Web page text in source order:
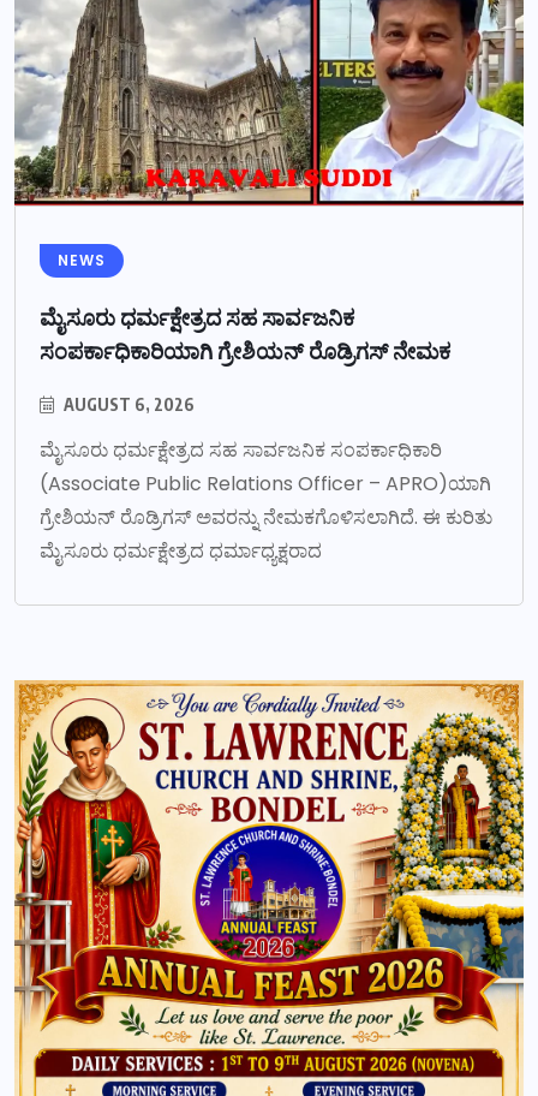
NEWS
ಮೈಸೂರು ಧರ್ಮಕ್ಷೇತ್ರದ ಸಹ ಸಾರ್ವಜನಿಕ
ಸಂಪರ್ಕಾಧಿಕಾರಿಯಾಗಿ ಗ್ರೇಶಿಯನ್ ರೊಡ್ರಿಗಸ್ ನೇಮಕ
AUGUST 6, 2026
ಮೈಸೂರು ಧರ್ಮಕ್ಷೇತ್ರದ ಸಹ ಸಾರ್ವಜನಿಕ ಸಂಪರ್ಕಾಧಿಕಾರಿ
(Associate Public Relations Officer – APRO)ಯಾಗಿ
ಗ್ರೇಶಿಯನ್ ರೊಡ್ರಿಗಸ್ ಅವರನ್ನು ನೇಮಕಗೊಳಿಸಲಾಗಿದೆ. ಈ ಕುರಿತು
ಮೈಸೂರು ಧರ್ಮಕ್ಷೇತ್ರದ ಧರ್ಮಾಧ್ಯಕ್ಷರಾದ